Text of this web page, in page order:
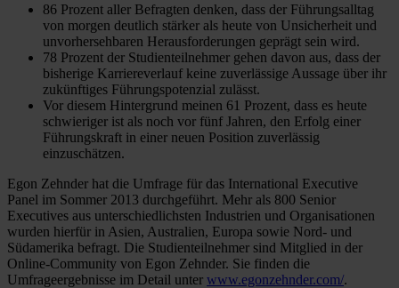
86 Prozent aller Befragten denken, dass der Führungsalltag
von morgen deutlich stärker als heute von Unsicherheit und
unvorhersehbaren Herausforderungen geprägt sein wird.
78 Prozent der Studienteilnehmer gehen davon aus, dass der
bisherige Karriereverlauf keine zuverlässige Aussage über ihr
zukünftiges Führungspotenzial zulässt.
Vor diesem Hintergrund meinen 61 Prozent, dass es heute
schwieriger ist als noch vor fünf Jahren, den Erfolg einer
Führungskraft in einer neuen Position zuverlässig
einzuschätzen.
Egon Zehnder hat die Umfrage für das International Executive
Panel im Sommer 2013 durchgeführt. Mehr als 800 Senior
Executives aus unterschiedlichsten Industrien und Organisationen
wurden hierfür in Asien, Australien, Europa sowie Nord- und
Südamerika befragt. Die Studienteilnehmer sind Mitglied in der
Online-Community von Egon Zehnder. Sie finden die
Umfrageergebnisse im Detail unter www.egonzehnder.com/.